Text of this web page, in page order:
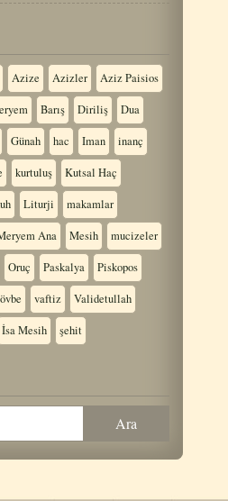
Azize Azizler Aziz Paisios
Barış Diriliş Dua
Günah hac Iman inanç
kurtuluş Kutsal Haç
Liturji makamlar
Ana Mesih mucizeler
Oruç Paskalya Piskopos
vaftiz Validetullah
İsa Mesih şehit